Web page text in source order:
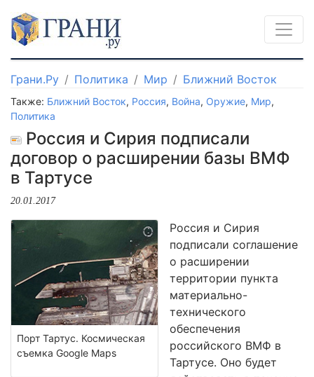
Грани.Ру Политика Мир Ближний Восток
Также: Ближний Восток, Россия, Война, Оружие, Мир,
Политика
Россия и Сирия подписали
договор о расширении базы ВМФ
в Тартусе
20.01.2017
Порт Тартус. Космическая
съемка Google Maps
Россия и Сирия
подписали соглашение
о расширении
территории пункта
материально-
технического
обеспечения
российского ВМФ в
Тартусе. Оно будет